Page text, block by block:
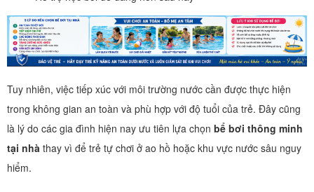
Tuy nhiên, việc tiếp xúc với môi trường nước cần được thực hiện
trong không gian an toàn và phù hợp với độ tuổi của trẻ. Đây cũng
là lý do các gia đình hiện nay ưu tiên lựa chọn bể bơi thông minh
tại nhà thay vì để trẻ tự chơi ở ao hồ hoặc khu vực nước sâu nguy
hiểm.